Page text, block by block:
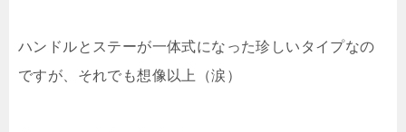
ハンドルとステーが一体式になった珍しいタイプなの
ですが、それでも想像以上（涙）